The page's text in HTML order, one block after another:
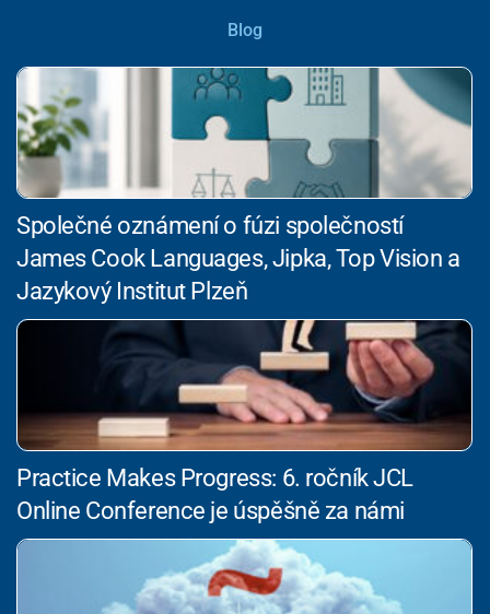
Blog
Společné oznámení o fúzi společností
James Cook Languages, Jipka, Top Vision a
Jazykový Institut Plzeň
Practice Makes Progress: 6. ročník JCL
Online Conference je úspěšně za námi